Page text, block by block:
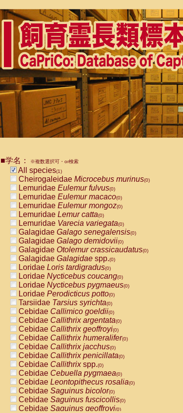
■学名： ※複数選択可・or検索
All species(1)
Cheirogaleidae Microcebus murinus(0)
Lemuridae Eulemur fulvus(0)
Lemuridae Eulemur macaco(0)
Lemuridae Eulemur mongoz(0)
Lemuridae Lemur catta(0)
Lemuridae Varecia variegata(0)
Galagidae Galago senegalensis(0)
Galagidae Galago demidovii(0)
Galagidae Otolemur crassicaudatus(0)
Galagidae Galagidae spp.(0)
Loridae Loris tardigradus(0)
Loridae Nycticebus coucang(0)
Loridae Nycticebus pygmaeus(0)
Loridae Perodicticus potto(0)
Tarsiidae Tarsius syrichta(0)
Cebidae Callimico goeldii(0)
Cebidae Callithrix argentata(0)
Cebidae Callithrix geoffroyi(0)
Cebidae Callithrix humeralifer(0)
Cebidae Callithrix jacchus(0)
Cebidae Callithrix penicillata(0)
Cebidae Callithrixspp.(0)
Cebidae Cebuella pygmaea(0)
Cebidae Leontopithecus rosalia(0)
Cebidae Saguinus bicolor(0)
Cebidae Saguinus fuscicollis(0)
Cebidae Saguinus geoffroyi(0)